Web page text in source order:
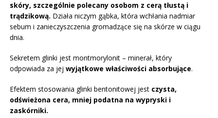
skóry, szczególnie polecany osobom z cerą tłustą i
trądzikową. Działa niczym gąbka, która wchłania nadmiar
sebum i zanieczyszczenia gromadzące się na skórze w ciągu
dnia.
Sekretem glinki jest montmorylonit – minerał, który
odpowiada za jej wyjątkowe właściwości absorbujące.
Efektem stosowania glinki bentonitowej jest czysta,
odświeżona cera, mniej podatna na wypryski i
zaskórniki.